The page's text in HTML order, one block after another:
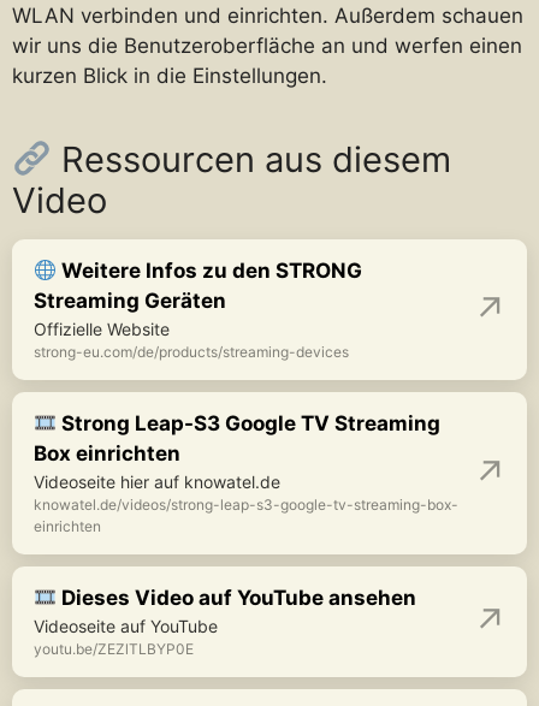
WLAN verbinden und einrichten. Außerdem schauen
wir uns die Benutzeroberfläche an und werfen einen
kurzen Blick in die Einstellungen.
Ressourcen aus diesem
Video
Weitere Infos zu den STRONG
Streaming Geräten
Offizielle Website
strong-eu.com/de/products/streaming-devices
Strong Leap-S3 Google TV Streaming
Box einrichten
Videoseite hier auf knowatel.de
knowatel.de/videos/strong-leap-s3-google-tv-streaming-box-
einrichten
Dieses Video auf YouTube ansehen
Videoseite auf YouTube
youtu.be/ZEZlTLBYP0E